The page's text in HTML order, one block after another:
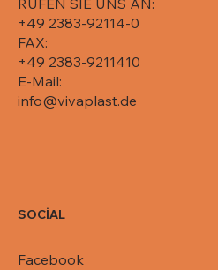
+49 2383-92114-0
FAX:
+49 2383-9211410
E-Mail:
info@vivaplast.de
SOCİAL
Facebook